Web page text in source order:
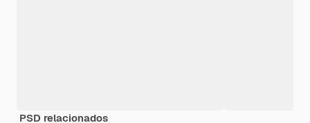
PSD relacionados